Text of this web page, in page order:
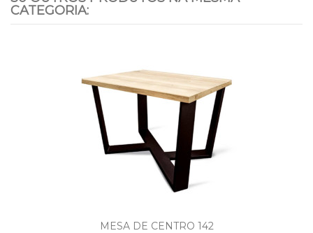
CATEGORIA:
MESA DE CENTRO 142